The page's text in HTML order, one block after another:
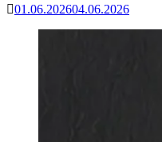
01.06.202604.06.2026